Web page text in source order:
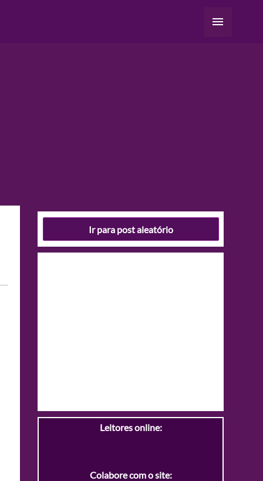
Menu
Ir para post aleatório
Leitores online:
Colabore com o site: